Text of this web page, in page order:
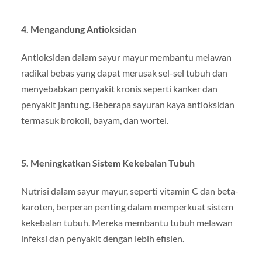
4. Mengandung Antioksidan
Antioksidan dalam sayur mayur membantu melawan
radikal bebas yang dapat merusak sel-sel tubuh dan
menyebabkan penyakit kronis seperti kanker dan
penyakit jantung. Beberapa sayuran kaya antioksidan
termasuk brokoli, bayam, dan wortel.
5. Meningkatkan Sistem Kekebalan Tubuh
Nutrisi dalam sayur mayur, seperti vitamin C dan beta-
karoten, berperan penting dalam memperkuat sistem
kekebalan tubuh. Mereka membantu tubuh melawan
infeksi dan penyakit dengan lebih efisien.